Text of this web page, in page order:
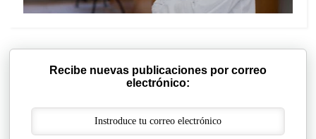
Recibe nuevas publicaciones por correo
electrónico: